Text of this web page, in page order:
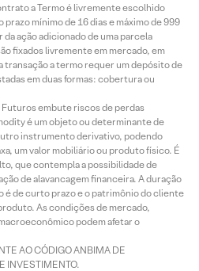
a Termo é livremente escolhido
mínimo de 16 dias e máximo de 999
ação adicionado de uma parcela
fixados livremente em mercado, em
transação a termo requer um depósito de
em duas formas: cobertura ou
embute riscos de perdas
é um objeto ou determinante de
instrumento derivativo, podendo
um valor mobiliário ou produto físico. É
que contempla a possibilidade de
de alavancagem financeira. A duração
é de curto prazo e o patrimônio do cliente
As condições de mercado,
podem afetar o
AO CÓDIGO ANBIMA DE
INVESTIMENTO.